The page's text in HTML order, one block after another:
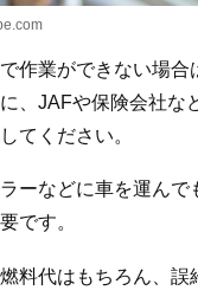
作業ができない場合
、JAFや保険会社な
てください。
ーなどに車を運んで
です。
料代はもちろん、誤